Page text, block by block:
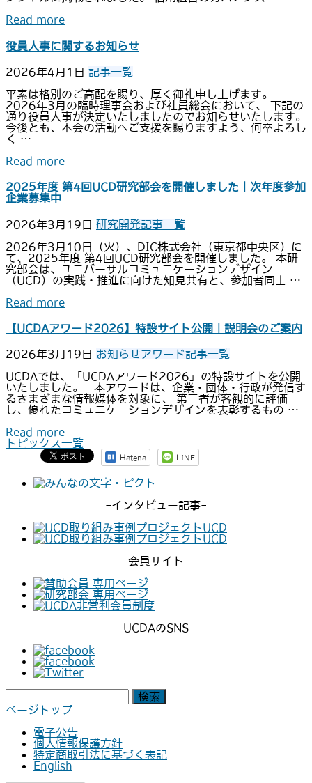
Read more
役員人事に関するお知らせ
2026年4月1日 記事一覧
平素は格別のご高配を賜り、厚く御礼申し上げます。
2026年3月の臨時理事会および社員総会において、 下記の
通り役員人事が決定いたしましたのでお知らせいたします。
今後とも、本会の活動へご支援を賜りますよう、何卒よろし
く …
Read more
2025年度 第4回UCD研究部会を開催しました｜次年度参加
企業募集中
2026年3月19日 研究開発記事一覧
2026年3月10日（火）、DIC株式会社（東京都中央区）に
て、2025年度 第4回UCD研究部会を開催しました。 本研
究部会は、ユニバーサルコミュニケーションデザイン
（UCD）の実践・推進に向けた知見共有と、参加者同士 …
Read more
【UCDAアワード2026】特設サイト公開｜説明会のご案内
2026年3月19日 お知らせアワード記事一覧
UCDAでは、「UCDAアワード2026」の特設サイトを公開
いたしました。 本アワードは、企業・団体・行政が発信す
るさまざまな情報媒体を対象に、 第三者が客観的に評価
し、優れたコミュニケーションデザインを表彰するもの …
Read more
トピックス一覧
Hatena LINE
-インタビュー記事-
-会員サイト-
-UCDAのSNS-
索:
ページトップ
電子公告
個人情報保護方針
特定商取引法に基づく表記
English